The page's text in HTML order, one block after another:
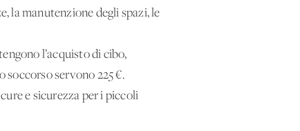
la manutenzione degli spazi, le
l’acquisto di cibo,
soccorso servono 225 €.
e sicurezza per i piccoli